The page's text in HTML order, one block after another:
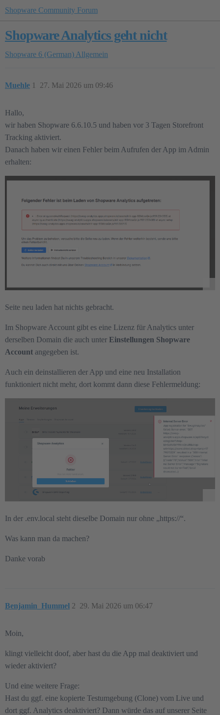
Shopware Community Forum
Shopware Analytics geht nicht
Shopware 6 (German) Allgemein
Muehle 27. Mai 2026 um 09:46
1
Hallo,
wir haben Shopware 6.6.10.5 und haben vor 3 Tagen Storefront
Tracking aktiviert.
Danach haben wir einen Fehler beim Aufrufen der App im Admin
erhalten:
Seite neu laden hat nichts gebracht.
Im Shopware Account gibt es eine Lizenz für Analytics unter
derselben Domain die auch unter Einstellungen Shopware
Account angegeben ist.
Auch ein deinstallieren der App und eine neu Installation
funktioniert nicht mehr, dort kommt dann diese Fehlermeldung:
In der .env.local steht dieselbe Domain nur ohne „https://“.
Was kann man da machen?
Danke vorab
Benjamin_Hummel 29. Mai 2026 um 06:47
2
Moin,
klingt vielleicht doof, aber hast du die App mal deaktiviert und
wieder aktiviert?
Und eine weitere Frage:
Hast du ggf. eine kopierte Testumgebung (Clone) vom Live und
dort ggf. Analytics deaktiviert? Dann würde das auf unserer Seite